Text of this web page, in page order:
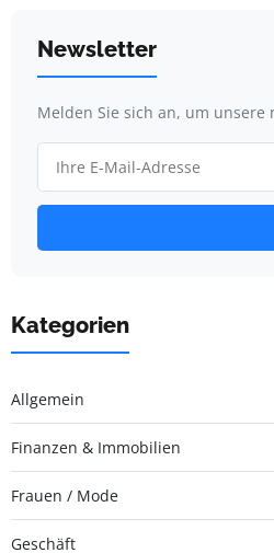
Newsletter
Melden Sie sich an, um
Kategorien
Allgemein
Finanzen & Immobilien
Frauen / Mode
Geschäft